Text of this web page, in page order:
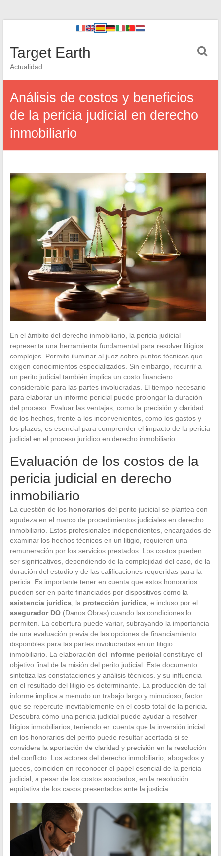
Target Earth
Actualidad
Análisis de costos y beneficios
de la pericia judicial en derecho
inmobiliario
En el ámbito del derecho inmobiliario, la pericia judicial
representa una herramienta fundamental para resolver litigios
complejos. Permite iluminar al juez sobre puntos técnicos que
exigen conocimientos especializados. Sin embargo, recurrir a
un perito judicial también implica un costo financiero
considerable para las partes involucradas. El tiempo necesario
para elaborar un informe pericial puede prolongar la duración
del proceso. Evaluar las ventajas, como la precisión y claridad
de los hechos, frente a los inconvenientes, como los gastos y
los plazos, es esencial para comprender el impacto de la pericia
judicial en el proceso jurídico en derecho inmobiliario.
Evaluación de los costos de la
pericia judicial en derecho
inmobiliario
La cuestión de los honorarios del perito judicial se plantea con
agudeza en el marco de procedimientos judiciales en derecho
inmobiliario. Estos profesionales independientes, encargados de
examinar los hechos técnicos en un litigio, requieren una
remuneración por los servicios prestados. Los costos pueden
ser significativos, dependiendo de la complejidad del caso, de la
duración del estudio y de las calificaciones requeridas para la
pericia. Es importante tener en cuenta que estos honorarios
pueden ser en parte financiados por dispositivos como la
asistencia jurídica, la protección jurídica, e incluso por el
asegurador DO(Danos Obras) cuando las condiciones lo
permiten. La cobertura puede variar, subrayando la importancia
de una evaluación previa de las opciones de financiamiento
disponibles para las partes involucradas en un litigio
inmobiliario. La elaboración del informe pericial constituye el
objetivo final de la misión del perito judicial. Este documento
sintetiza las constataciones y análisis técnicos, y su influencia
en el resultado del litigio es determinante. La producción de tal
informe implica a menudo un trabajo largo y minucioso, factor
que se repercute inevitablemente en el costo total de la pericia.
Descubra cómo una pericia judicial puede ayudar a resolver
litigios inmobiliarios, teniendo en cuenta que la inversión inicial
en los honorarios del perito puede resultar acertada si se
considera la aportación de claridad y precisión en la resolución
del conflicto. Los actores del derecho inmobiliario, abogados y
jueces, coinciden en reconocer el papel esencial de la pericia
judicial, a pesar de los costos asociados, en la resolución
equitativa de los casos presentados ante la justicia.